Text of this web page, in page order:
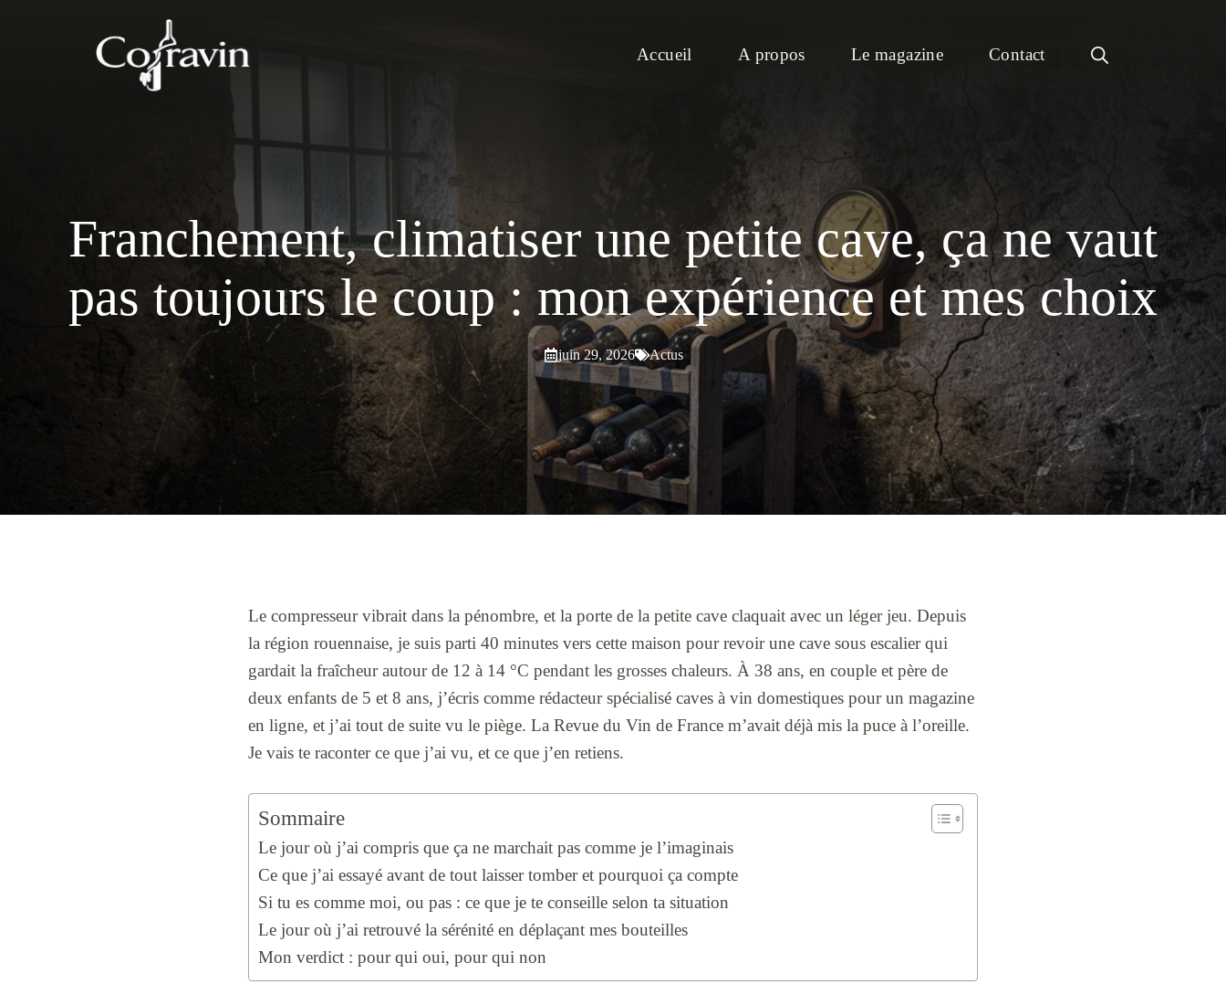
Accueil A propos Le magazine Contact
Franchement, climatiser une petite cave, ça ne vaut
pas toujours le coup : mon expérience et mes choix
juin 29, 2026 Actus
Le compresseur vibrait dans la pénombre, et la porte de la petite cave claquait avec un léger jeu. Depuis
la région rouennaise, je suis parti 40 minutes vers cette maison pour revoir une cave sous escalier qui
gardait la fraîcheur autour de 12 à 14 °C pendant les grosses chaleurs. À 38 ans, en couple et père de
deux enfants de 5 et 8 ans, j’écris comme rédacteur spécialisé caves à vin domestiques pour un magazine
en ligne, et j’ai tout de suite vu le piège. La Revue du Vin de France m’avait déjà mis la puce à l’oreille.
Je vais te raconter ce que j’ai vu, et ce que j’en retiens.
Sommaire
Le jour où j’ai compris que ça ne marchait pas comme je l’imaginais
Ce que j’ai essayé avant de tout laisser tomber et pourquoi ça compte
Si tu es comme moi, ou pas : ce que je te conseille selon ta situation
Le jour où j’ai retrouvé la sérénité en déplaçant mes bouteilles
Mon verdict : pour qui oui, pour qui non